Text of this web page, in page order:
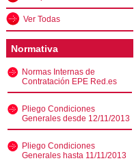
Ver Todas
Normativa
Normas Internas de
Contratación EPE Red.es
Pliego Condiciones
Generales desde 12/11/2013
Pliego Condiciones
Generales hasta 11/11/2013